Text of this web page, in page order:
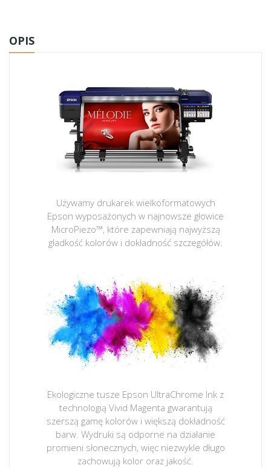
OPIS
Używamy drukarek wielkoformatowych
Epson wyposażonych w najnowsze głowice
MicroPiezo™, które zapewniają najwyższą
gładkość kolorów i dokładność szczegółów.
Ekologiczne tusze Epson UltraChrome Ink z
technologią Vivid Magenta gwarantują
szerszą gamę kolorów i większą dokładność
barw. Wydruki są odporne na działanie
promieni słonecznych, więc niezwykle długo
zachowują kolor oraz jakość.